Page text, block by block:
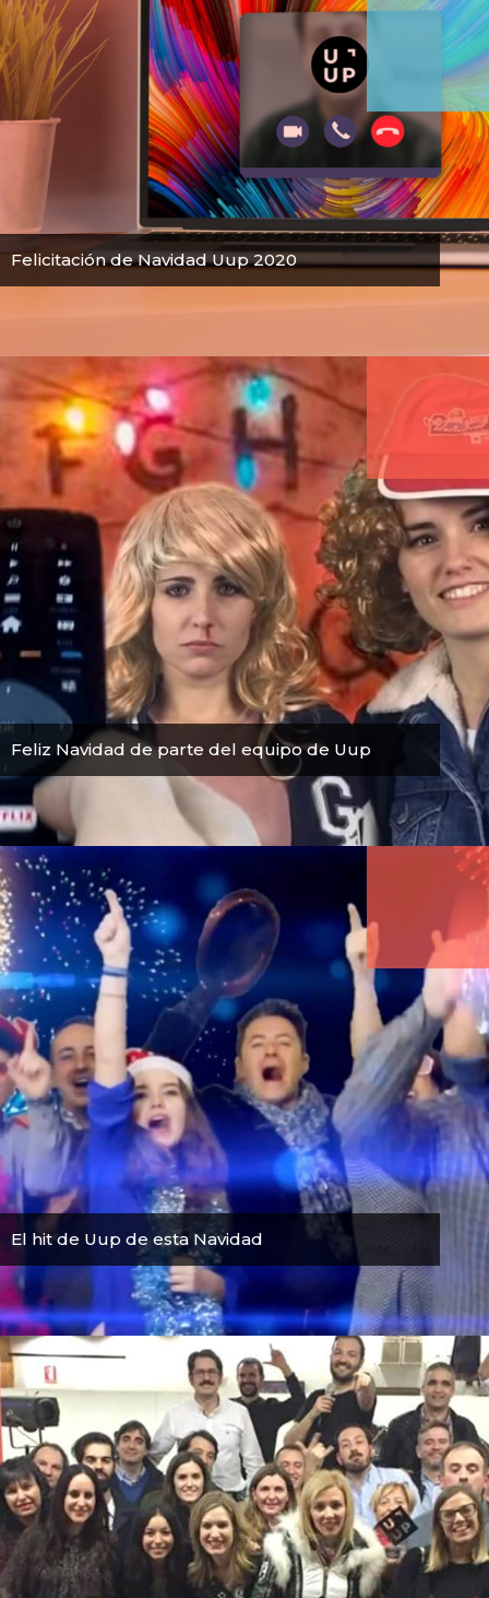
Felicitación de Navidad Uup 2020
Feliz Navidad de parte del equipo de Uup
El hit de Uup de esta Navidad